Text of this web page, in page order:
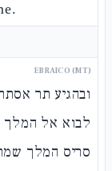
EBRAICO (MT)
ובהגיע תר
לבוא אל המלך
סריס המלך